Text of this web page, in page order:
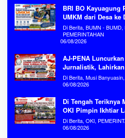
BRI BO Kayuagung
UMKM dari Desa ke
Sebagai Mitra
Di Berita, BUMN -
PEMERINTAHAN
06/08/2026
AJ-PENA
Jurnalistik,
Menjaga Aset
Di Berita, Musi
06/08/2026
Di Tengah Teriknya
OKI Pimpin Ikhtiar
Istisqa Memohon
Di Berita, OKI,
06/08/2026